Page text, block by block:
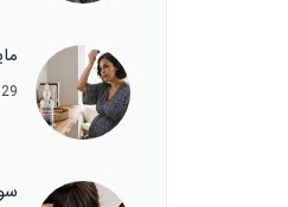
29 تیر, 1405